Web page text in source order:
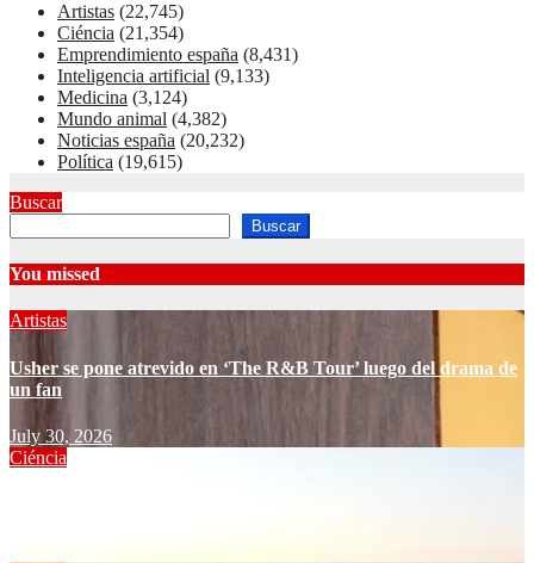
Artistas (22,745)
Ciéncia (21,354)
Emprendimiento españa (8,431)
Inteligencia artificial (9,133)
Medicina (3,124)
Mundo animal (4,382)
Noticias españa (20,232)
Política (19,615)
Buscar
Buscar
You missed
Artistas
Usher se pone atrevido en ‘The R&B Tour’ luego del drama de
un fan
July 30, 2026
Ciéncia